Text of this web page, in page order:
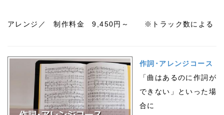
アレンジ／ 制作料金 9,450円～ ※トラック数による
作詞･アレンジコース
「曲はあるのに作詞が
できない」といった場
合に